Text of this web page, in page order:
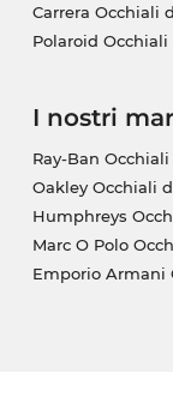
Carrera Occhiali
Polaroid Occhiali
I nostri
Ray-Ban
Oakley Occhiali
Humphreys
Marc O Polo
Emporio Armani